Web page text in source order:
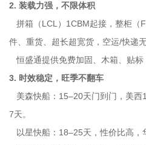
2. 装载力强，不限体积
拼箱（LCL）1CBM起接，整柜（
件、重货、超长超宽货，空运/快递无
恒盛通提供免费加固、木箱、贴标
3. 时效稳定，旺季不翻车
美森快船：15–20天门到门，美西
7天。
以星快船：18–25天，性价比高，